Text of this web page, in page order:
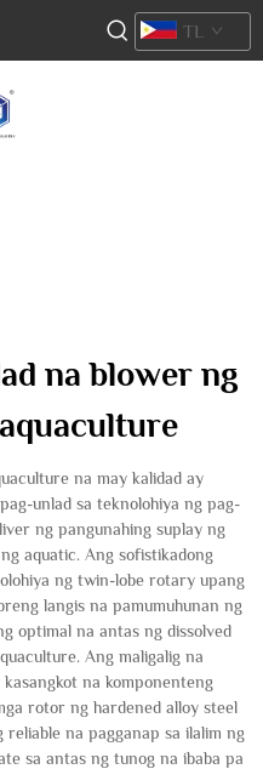
TL
na blower ng
na may kalidad ay
unlad sa teknolohiya ng pag-
ng pangunahing suplay ng
aquatic. Ang sofistikadong
ng twin-lobe rotary upang
langis na pamumuhunan ng
optimal na antas ng dissolved
Ang maligalig na
na komponenteng
rotor ng hardened alloy steel
na pagganap sa ilalim ng
sa antas ng tunog na ibaba pa